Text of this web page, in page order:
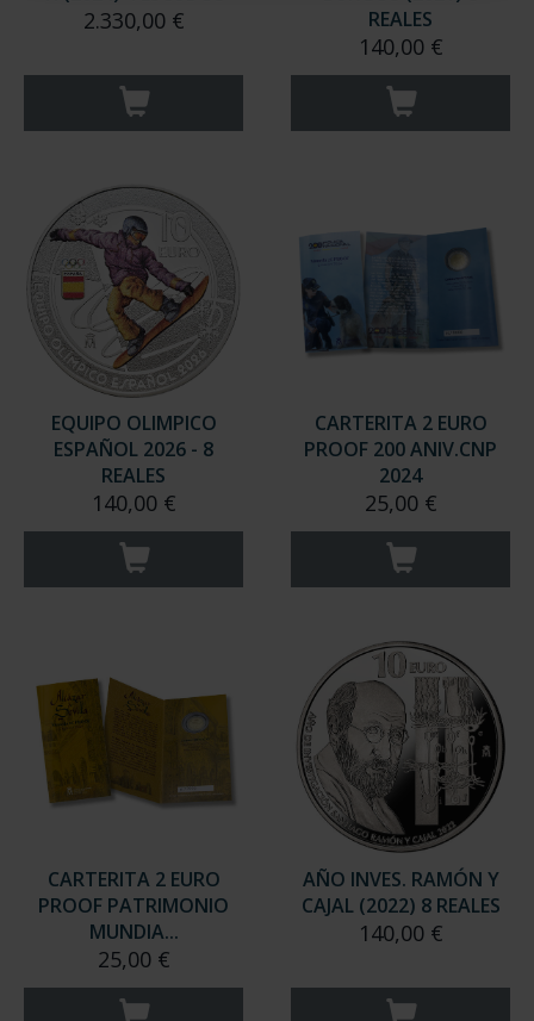
2.330,00 €
REALES
140,00 €
EQUIPO OLIMPICO
ESPAÑOL 2026 - 8
REALES
140,00 €
CARTERITA 2 EURO
PROOF 200 ANIV.CNP
2024
25,00 €
CARTERITA 2 EURO
PROOF PATRIMONIO
MUNDIA...
25,00 €
AÑO INVES. RAMÓN Y
CAJAL (2022) 8 REALES
140,00 €